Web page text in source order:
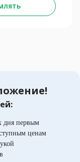
дня первым
ценам